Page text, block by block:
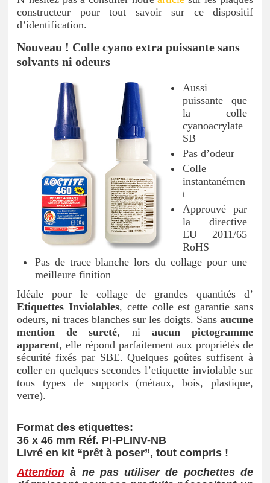
constructeur pour tout savoir sur ce dispositif
d’identification.
Nouveau ! Colle cyano extra puissante sans
solvants ni odeurs
Aussi
puissante que
la colle
cyanoacrylate
SB
Pas d’odeur
Colle
instantanémen
t
Approuvé par
la directive
EU 2011/65
RoHS
Pas de trace blanche lors du collage pour une
meilleure finition
Idéale pour le collage de grandes quantités d’
Etiquettes Inviolables, cette colle est garantie sans
odeurs, ni traces blanches sur les doigts. Sans aucune
mention de sureté, ni aucun pictogramme
apparent, elle répond parfaitement aux propriétés de
sécurité fixés par SBE. Quelques goûtes suffisent à
coller en quelques secondes l’etiquette inviolable sur
tous types de supports (métaux, bois, plastique,
verre).
Format des etiquettes:
36 x 46 mm Réf. PI-PLINV-NB
Livré en kit “prêt à poser”, tout compris !
Attention à ne pas utiliser de pochettes de